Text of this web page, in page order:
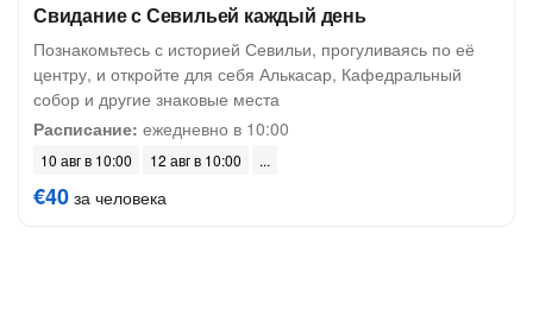
Свидание с Севильей каждый день
Познакомьтесь с историей Севильи, прогуливаясь по её
центру, и откройте для себя Алькасар, Кафедральный
собор и другие знаковые места
Расписание: ежедневно в 10:00
10 авг в 10:00 12 авг в 10:00
€40 за человека